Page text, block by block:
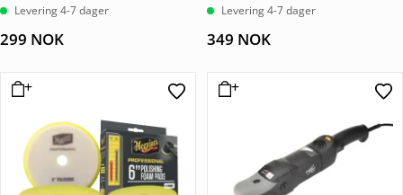
Levering 4-7 dager
299 NOK
Levering 4-7 dager
349 NOK